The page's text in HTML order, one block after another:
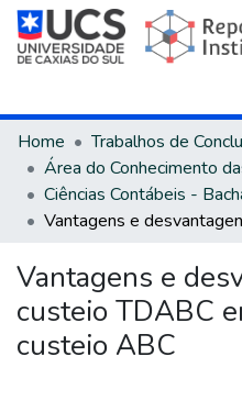
Home
Vantagens e
custeio TDABC
custeio ABC